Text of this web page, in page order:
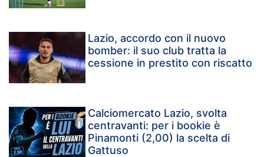
Lazio, accordo con il nuovo
bomber: il suo club tratta la
cessione in prestito con riscatto
Calciomercato Lazio, svolta
centravanti: per i bookie è
Pinamonti (2,00) la scelta di
Gattuso